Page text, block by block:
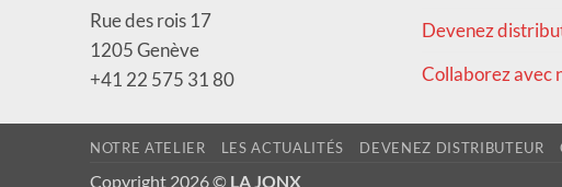
Rue des rois 17
1205 Genève
+41 22 575 31 80
Devenez
Collaborez avec
NOTRE ATELIER LES ACTUALITÉS DEVENEZ DISTRIBUTEUR
Copyright 2026 © LA JONX